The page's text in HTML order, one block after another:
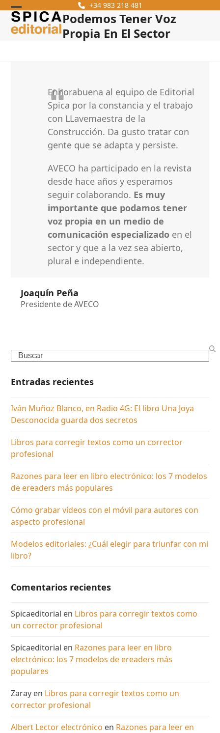
Skip
content
+34 983 218 481
Open
mobile
Close
mobile
Podemos Tener Voz
Propia En El Sector
Enhorabuena al equipo de Editorial
Spica por la constancia y el trabajo
con LLavemaestra de la
Construcción. Da gusto tratar con
gente que se adapta y persiste.
AVECO ha participado en la revista
desde hace años y esperamos
seguir colaborando. Es muy
importante que podamos tener
voz propia en un medio de
comunicación especializado en el
sector y que a la vez sea abierto,
plural e independiente.
Joaquín Peña
Presidente de AVECO
Search
Entradas recientes
Iván Muñoz Blanco, en Radio 4G: El libro Una Joya
Desconocida guarda dos secretos
Libros para corregir textos como un corrector
profesional
Razones para leer en libro electrónico: los 7 modelos
de ereaders más populares
Cómo grabar vídeos con el móvil para autores con
aspecto profesional
Modelos editoriales: ¿Cuál elegir para triunfar con mi
libro?
Comentarios recientes
Spicaeditorial en Libros para corregir textos como
un corrector profesional
Spicaeditorial en Razones para leer en libro
electrónico: los 7 modelos de ereaders más
populares
Zaray en Libros para corregir textos como un
corrector profesional
Albert Lector electrónico en Razones para leer en